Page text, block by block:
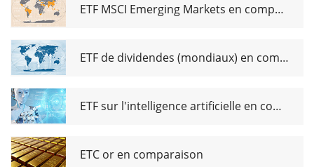
ETF MSCI Emerging Markets en comparaison
ETF de dividendes (mondiaux) en comparaison
ETF sur l'intelligence artificielle en comparaison
ETC or en comparaison